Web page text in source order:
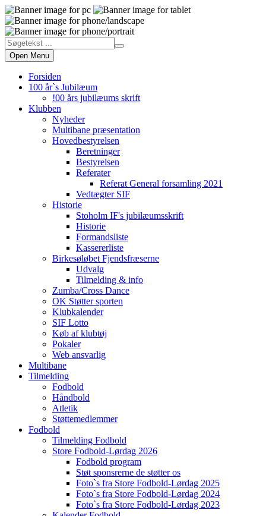
Open Menu
Forsiden
100 år`s Jubilæum
!00 års jubilæums skrift
Klubben
Nyheder
Multibane præsentation
Hovedbestyrelsen
Beretninger
Bestyrelsen
Referater
Referat General forsamling 2021
Vedtægter SIF
Historie
Stoholm IF's jubilæumsskrift
Historie
Formandsliste
Kassererliste
Birkesøløbet Fjendsfræserne
Udvalg
Tilmelding & info
Zumba/Cross Dance
OK Støtter sporten
Klubkalender
SIF Lotto
Køb af klubtøj
Pokaler
Web ansvarlig
Multibane
Tilmelding
Fodbold
Håndbold
Atletik
Støttemedlemmer
Fodbold
Tilmelding Fodbold
Store Fodbold-Lørdag 2026
Fodbold program
Støt sponsrerne de støtter os
Foto`s fra Store Fodbold-Lørdag 2025
Foto`s fra Store Fodbold-Lørdag 2024
Foto`s fra Store Fodbold-Lørdag 2023